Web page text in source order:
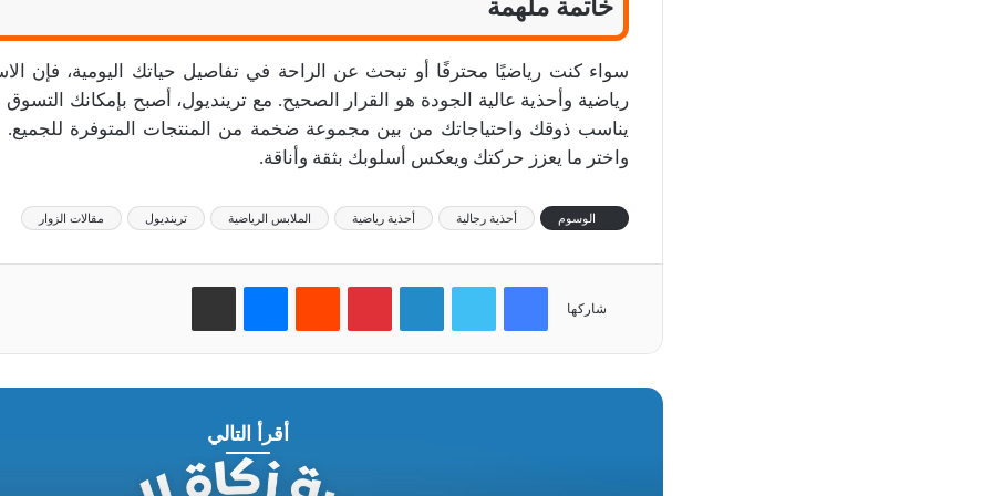
خاتمة ملهمة
سواء كنت رياضيًا محترفًا أو تبحث عن الراحة في تفاصيل حياتك اليومية، فإن
رياضية وأحذية عالية الجودة هو القرار الصحيح. مع ترينديول، أصبح بإمكانك التسوق
يناسب ذوقك واحتياجاتك من بين مجموعة ضخمة من المنتجات المتوفرة للجميع.
واختر ما يعزز حركتك ويعكس أسلوبك بثقة وأناقة.
الوسوم أحذية رجالية أحذية رياضية الملابس الرياضية ترينديول مقالات الزوار
شاركها
فيسبوك تويتر لينكدإن بينتيريست ‏Reddit ماسنجر مشاركة عبر البريد
أقرأ التالي